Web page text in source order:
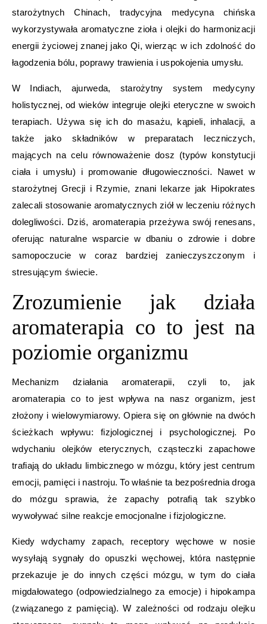
starożytnych Chinach, tradycyjna medycyna chińska
wykorzystywała aromatyczne zioła i olejki do harmonizacji
energii życiowej znanej jako Qi, wierząc w ich zdolność do
łagodzenia bólu, poprawy trawienia i uspokojenia umysłu.
W Indiach, ajurweda, starożytny system medycyny
holistycznej, od wieków integruje olejki eteryczne w swoich
terapiach. Używa się ich do masażu, kąpieli, inhalacji, a
także jako składników w preparatach leczniczych,
mających na celu równoważenie dosz (typów konstytucji
ciała i umysłu) i promowanie długowieczności. Nawet w
starożytnej Grecji i Rzymie, znani lekarze jak Hipokrates
zalecali stosowanie aromatycznych ziół w leczeniu różnych
dolegliwości. Dziś, aromaterapia przeżywa swój renesans,
oferując naturalne wsparcie w dbaniu o zdrowie i dobre
samopoczucie w coraz bardziej zanieczyszczonym i
stresującym świecie.
Zrozumienie jak działa
aromaterapia co to jest na
poziomie organizmu
Mechanizm działania aromaterapii, czyli to, jak
aromaterapia co to jest wpływa na nasz organizm, jest
złożony i wielowymiarowy. Opiera się on głównie na dwóch
ścieżkach wpływu: fizjologicznej i psychologicznej. Po
wdychaniu olejków eterycznych, cząsteczki zapachowe
trafiają do układu limbicznego w mózgu, który jest centrum
emocji, pamięci i nastroju. To właśnie ta bezpośrednia droga
do mózgu sprawia, że zapachy potrafią tak szybko
wywoływać silne reakcje emocjonalne i fizjologiczne.
Kiedy wdychamy zapach, receptory węchowe w nosie
wysyłają sygnały do opuszki węchowej, która następnie
przekazuje je do innych części mózgu, w tym do ciała
migdałowatego (odpowiedzialnego za emocje) i hipokampa
(związanego z pamięcią). W zależności od rodzaju olejku